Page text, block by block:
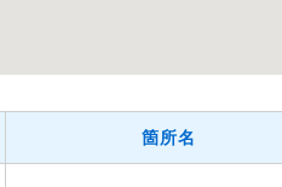
箇所名